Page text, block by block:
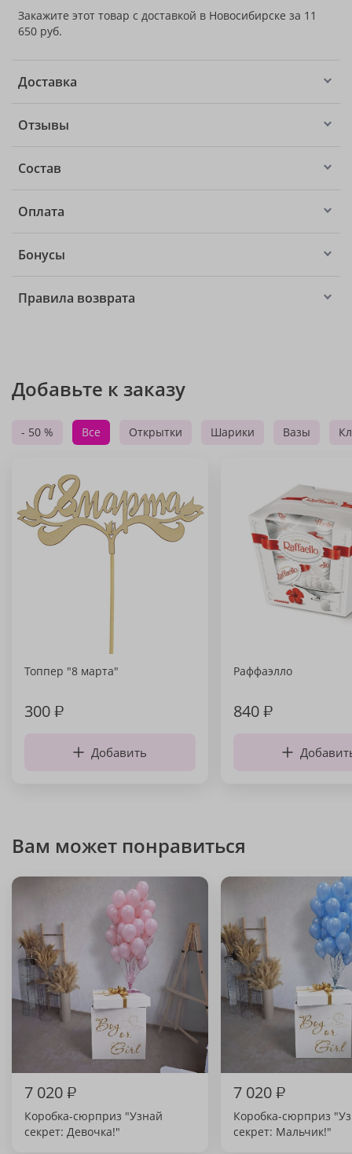
Закажите этот товар с доставкой в Новосибирске за 11
650 руб.
Доставка
Отзывы
Состав
Оплата
Бонусы
Правила возврата
Добавьте к заказу
- 50 % Все Открытки Шарики Вазы
Топпер "8 марта"
300₽
Добавить
Раффаэлло
840₽
Вам может понравиться
7 020₽
Коробка-сюрприз "Узнай
секрет: Девочка!"
7 020₽
Коробка-сюрприз
секрет: Мальчик!"